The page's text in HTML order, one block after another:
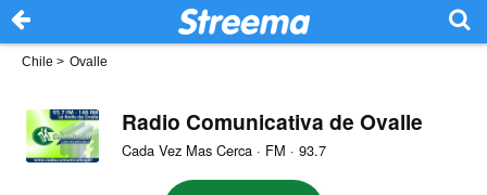
Chile > Ovalle
Radio Comunicativa de Ovalle
Cada Vez Mas Cerca · FM · 93.7